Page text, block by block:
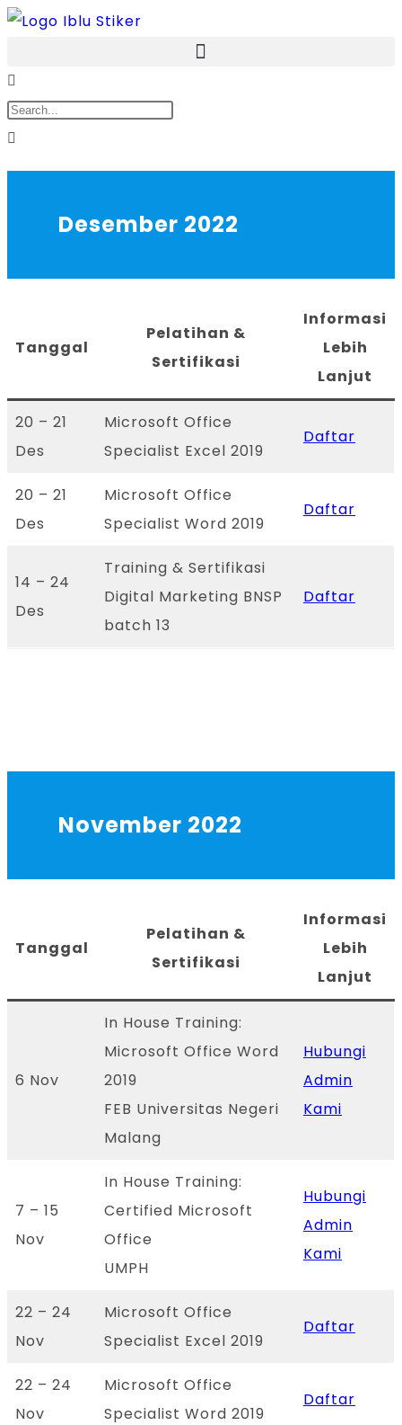
Desember 2022
Tanggal
Pelatihan &
Sertifikasi
Informasi
Lebih
Lanjut
20 – 21
Des
Microsoft Office
Specialist Excel 2019
Daftar
20 – 21
Des
Microsoft Office
Specialist Word 2019
Daftar
14 – 24
Des
Training & Sertifikasi
Digital Marketing BNSP
batch 13
Daftar
November 2022
Tanggal
Pelatihan &
Sertifikasi
Informasi
Lebih
Lanjut
6 Nov
In House Training:
Microsoft Office Word
2019
FEB Universitas Negeri
Malang
Hubungi
Admin
Kami
7 – 15
Nov
In House Training:
Certified Microsoft
Office
UMPH
Hubungi
Admin
Kami
22 – 24
Nov
Microsoft Office
Specialist Excel 2019
Daftar
22 – 24
Nov
Microsoft Office
Specialist Word 2019
Daftar